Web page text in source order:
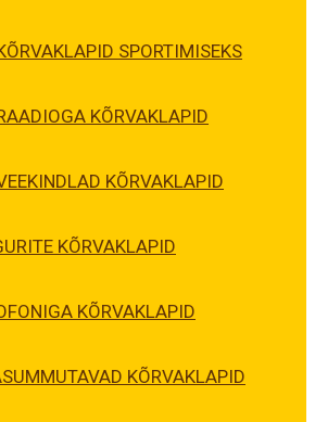
SPORTIMISEKS
KÕRVAKLAPID
KÕRVAKLAPID
KÕRVAKLAPID
KÕRVAKLAPID
KÕRVAKLAPID